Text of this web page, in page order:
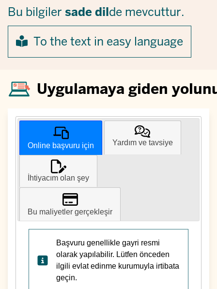
Bu bilgiler sade dilde mevcuttur.
To the text in easy language
Uygulamaya giden
Online başvuru için Yardım ve tavsiye
İhtiyacım olan şey
Bu maliyetler gerçekleşir
Başvuru genellikle gayri resmi
olarak yapılabilir. Lütfen önceden
ilgili evlat edinme kurumuyla irtibata
geçin.